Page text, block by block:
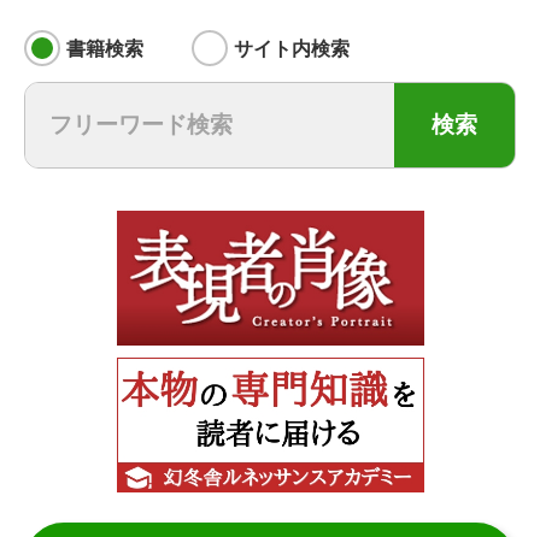
書籍検索 サイト内検索
検索